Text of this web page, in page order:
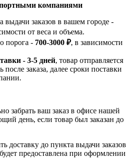
компаниями
выдачи заказов в вашем городе -
от веса и объема.
порога - 700-3000 ₽, в зависимости
- 3-5 дней, товар отправляется
заказа, далее сроки поставки
забрать ваш заказ в офисе нашей
день, если товар был заказан до
доставку до пункта выдачи заказов
предоставлена при оформлении